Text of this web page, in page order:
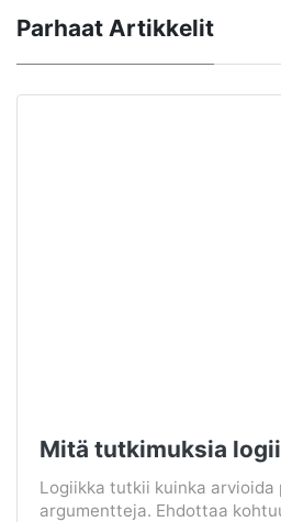
Parhaat Artikkelit
Mitä tutkimuksia
Logiikka tutkii kuinka arvioida
argumentteja. Ehdottaa